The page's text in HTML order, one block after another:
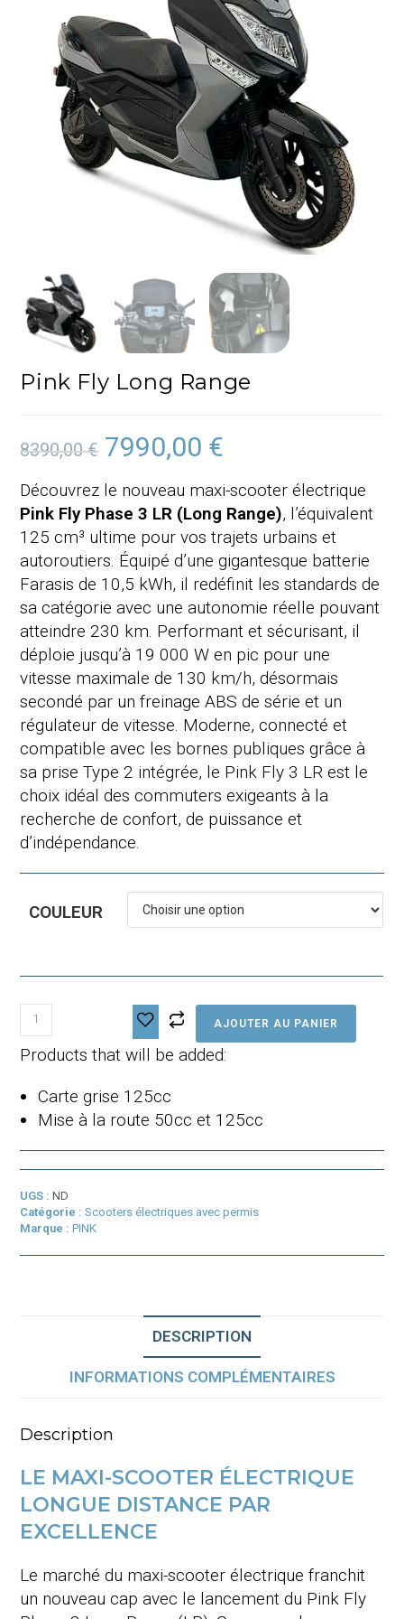
Pink Fly Long Range
8390,00€ Le
prix
8390,00 €.
7990,00 €
7990,00 €.
Découvrez le nouveau maxi-scooter électrique
Pink Fly Phase 3 LR (Long Range), l’équivalent
125 cm³ ultime pour vos trajets urbains et
autoroutiers. Équipé d’une gigantesque batterie
Farasis de 10,5 kWh, il redéfinit les standards de
sa catégorie avec une autonomie réelle pouvant
atteindre 230 km. Performant et sécurisant, il
déploie jusqu’à 19 000 W en pic pour une
vitesse maximale de 130 km/h, désormais
secondé par un freinage ABS de série et un
régulateur de vitesse. Moderne, connecté et
compatible avec les bornes publiques grâce à
sa prise Type 2 intégrée, le Pink Fly 3 LR est le
choix idéal des commuters exigeants à la
recherche de confort, de puissance et
d’indépendance.
COULEUR
Fly
Range
AJOUTER AU PANIER
Products that will be added:
Carte grise 125cc
Mise à la route 50cc et 125cc
UGS :ND
Catégorie :Scooters électriques avec permis
Marque :PINK
DESCRIPTION
INFORMATIONS COMPLÉMENTAIRES
Description
LE MAXI-SCOOTER ÉLECTRIQUE
LONGUE DISTANCE PAR
EXCELLENCE
Le marché du maxi-scooter électrique franchit
un nouveau cap avec le lancement du Pink Fly